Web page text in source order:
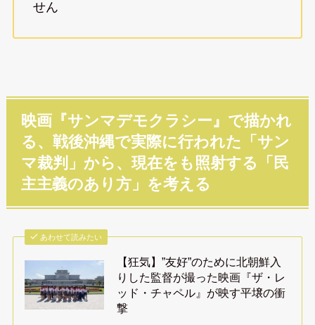
せん
映画『サンマデモクラシー』で描かれ
る、戦後沖縄で実際に行われた「サン
マ裁判」から、現在をも照射する「民
主主義のあり方」を考える
あわせて読みたい
【狂気】”友好”のために北朝鮮入
りした監督が撮った映画『ザ・レ
ッド・チャペル』が映す平壌の衝
撃